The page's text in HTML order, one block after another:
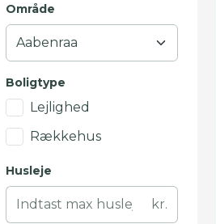
Område
Boligtype
Lejlighed
Rækkehus
Husleje
kr.